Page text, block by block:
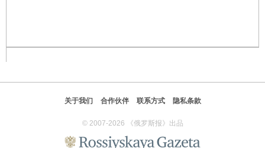
关于我们 合作伙伴 联系方式 隐私条款
© 2007-2026 《俄罗斯报》出品